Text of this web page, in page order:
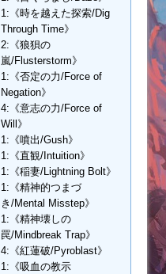
1:《時を越えた探索/Dig
Through Time》
2:《狼狽の
嵐/Flusterstorm》
1:《否定の力/Force of
Negation》
4:《意志の力/Force of
Will》
1:《噴出/Gush》
1:《直観/Intuition》
1:《稲妻/Lightning Bolt》
1:《精神的つまづ
き/Mental Misstep》
1:《精神壊しの
罠/Mindbreak Trap》
4:《紅蓮破/Pyroblast》
1:《吸血の教示